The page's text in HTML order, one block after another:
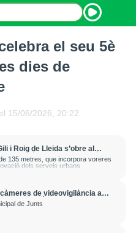
ESPORTS
el seu 5è
dies de
15/06/2026, 20:22
i Roig de Lleida s’obre al
entre Ciutat Jardí i
135 metres, que incorpora voreres
dels serveis urbans
de videovigilància a
a l'estació
de Junts